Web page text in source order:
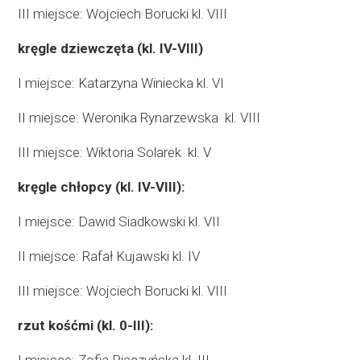
III miejsce: Wojciech Borucki kl. VIII
kręgle dziewczęta (kl. IV-VIII)
I miejsce: Katarzyna Winiecka kl. VI
II miejsce: Weronika Rynarzewska kl. VIII
III miejsce: Wiktoria Solarek kl. V
kręgle chłopcy (kl. IV-VIII):
I miejsce: Dawid Siadkowski kl. VII
II miejsce: Rafał Kujawski kl. IV
III miejsce: Wojciech Borucki kl. VIII
rzut kośćmi (kl. 0-III):